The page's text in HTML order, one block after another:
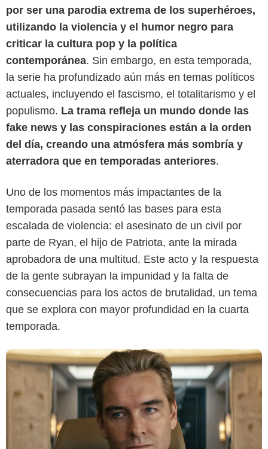
por ser una parodia extrema de los superhéroes,
utilizando la violencia y el humor negro para
criticar la cultura pop y la política
contemporánea. Sin embargo, en esta temporada,
la serie ha profundizado aún más en temas políticos
actuales, incluyendo el fascismo, el totalitarismo y el
populismo. La trama refleja un mundo donde las
fake news y las conspiraciones están a la orden
del día, creando una atmósfera más sombría y
aterradora que en temporadas anteriores.
Uno de los momentos más impactantes de la
temporada pasada sentó las bases para esta
escalada de violencia: el asesinato de un civil por
parte de Ryan, el hijo de Patriota, ante la mirada
aprobadora de una multitud. Este acto y la respuesta
de la gente subrayan la impunidad y la falta de
consecuencias para los actos de brutalidad, un tema
que se explora con mayor profundidad en la cuarta
temporada.